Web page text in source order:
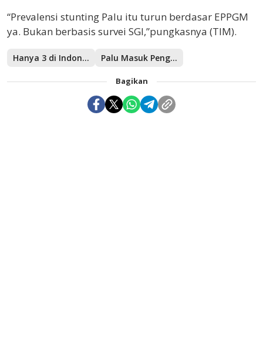
“Prevalensi stunting Palu itu turun berdasar EPPGM
ya. Bukan berbasis survei SGI,”pungkasnya (TIM).
Hanya 3 di Indonesia Palu Masuk Pengambilan Sampel SKI 2022
Bagikan